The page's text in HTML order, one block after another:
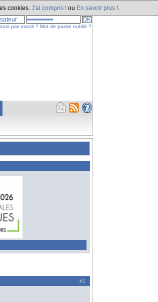
cookies. J'ai compris ! ou En savoir plus !
pas inscrit ? Mot de passe oublié ?
#1